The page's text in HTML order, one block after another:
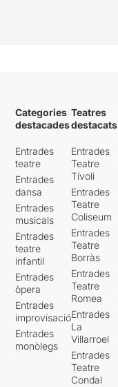
Categories
destacades
Entrades
teatre
Entrades
dansa
Entrades
musicals
Entrades
teatre
infantil
Entrades
òpera
Entrades
improvisació
Entrades
monòlegs
Teatres
destacats
Entrades
Teatre
Tívoli
Entrades
Teatre
Coliseum
Entrades
Teatre
Borràs
Entrades
Teatre
Romea
Entrades
La
Villarroel
Entrades
Teatre
Condal